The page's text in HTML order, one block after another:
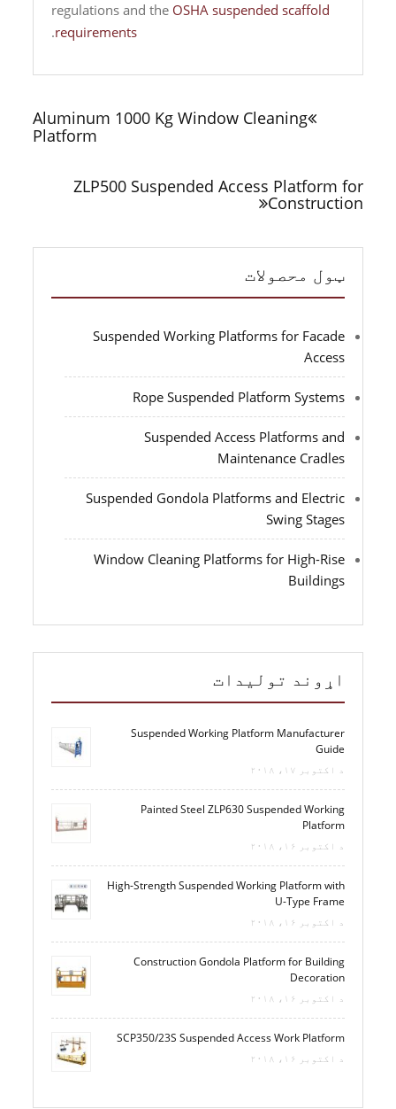
regulations and the OSHA suspended scaffold
requirements
.
Aluminum 1000 Kg Window Cleaning
Platform
ZLP500 Suspended Access Platform for
Construction
ټول محصولات
Suspended Working Platforms for Facade
Access
Rope Suspended Platform Systems
Suspended Access Platforms and
Maintenance Cradles
Suspended Gondola Platforms and Electric
Swing Stages
Window Cleaning Platforms for High-Rise
Buildings
اړوند توليدات
Suspended Working Platform Manufacturer
Guide
د اکتوبر ۱۷، ۲۰۱۸
Painted Steel ZLP630 Suspended Working
Platform
د اکتوبر ۱۶، ۲۰۱۸
High-Strength Suspended Working Platform with
U-Type Frame
د اکتوبر ۱۶، ۲۰۱۸
Construction Gondola Platform for Building
Decoration
د اکتوبر ۱۶، ۲۰۱۸
SCP350/23S Suspended Access Work Platform
د اکتوبر ۱۶، ۲۰۱۸